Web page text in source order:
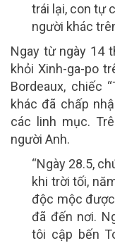
trái lại, con tự
người khác
Ngay từ ngày 14
khỏi Xinh-ga-po
Bordeaux, chiếc
khác đã chấp
các linh mục.
người Anh.
“Ngày 28.5,
khi trời tối,
độc mộc
đã đến nơi.
tôi cập bến